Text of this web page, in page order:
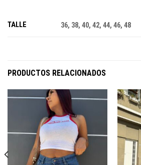
TALLE 36, 38, 40, 42, 44, 46, 48
PRODUCTOS RELACIONADOS